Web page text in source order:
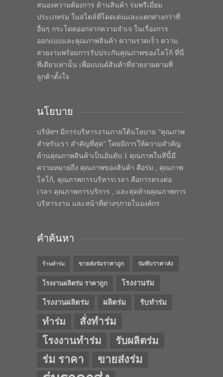
สนองความต้องการ ด้านสินค้า ร่มพรีเมี่ยม
ประเภทร่ม ในสไตล์ที่โดดเด่นและแตกต่างกว่าที่
อื่นๆ กระโดดออกจากความจำเจ ในเรื่องการ
ออกแบบและคุณภาพสินค้า ความรวดเร็ว ความ
สวยงามพร้อมการรับประกันคุณภาพของโลโก้ ที่นี่
ที่เดียวเท่านั้น เพื่อแบนด์สินค้าที่สวยงามตามที่
ลูกค้าตั้งใจ
นโยบาย
บริษัทฯ มีการบริหารงานภายใต้นโยบาย “คุณภาพ
สำหรับเรา สำคัญที่สุด” โดยมีการให้ความสำคัญ
ด้านคุณภาพสินค้าเป็นอันดับ 1 คุณภาพในทีนี้มี
ความหมายถึง คุณภาพของสินค้า คือร่ม , คุณภาพ
โลโก้, คุณภาพการบริหารเวลา คือการตรงต่อ
เวลา คุณภาพการบริการ , และสุดท้ายคุณภาพการ
บริหารงาน และหน้าที่ต่างๆภายในองค์กร
คำค้นหา
ร้านทำร่ม ขายส่งร่มราคาถูก ร่มพับราคาส่ง
โรงงานผลิตร่ม ราคาถูก โรงงานร่ม
โรงงานผลิตร่ม ผลิตร่ม รับทำร่ม
ทำร่ม
สั่งทำร่ม
โรงงานทำร่ม
รับผลิตร่ม
ร่ม ราคา ขายส่งร่ม